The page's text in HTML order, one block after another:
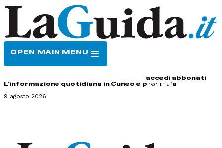
OPEN MAIN MENU
accedi abbonati
L'informazione quotidiana in Cuneo e provincia
9 agosto 2026